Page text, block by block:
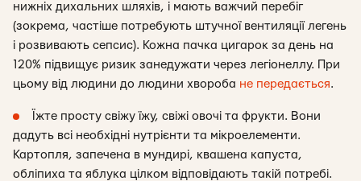
нижніх дихальних шляхів, і мають важчий перебіг
(зокрема, частіше потребують штучної вентиляції легень
і розвивають сепсис). Кожна пачка цигарок за день на
120% підвищує ризик занедужати через легіонеллу. При
цьому від людини до людини хвороба не передається.
Їжте просту свіжу їжу, свіжі овочі та фрукти. Вони
дадуть всі необхідні нутрієнти та мікроелементи.
Картопля, запечена в мундирі, квашена капуста,
обліпиха та яблука цілком відповідають такій потребі.